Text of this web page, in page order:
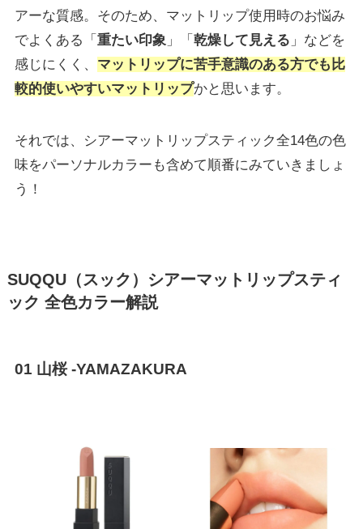
アーな質感。そのため、マットリップ使用時のお悩み
でよくある「 重たい印象」「 乾燥して見える 」などを
感じにくく、 マットリップに苦手意識のある方でも比
較的使いやすいマットリップかと思います。
それでは、シアーマットリップスティック全14色の色
味をパーソナルカラーも含めて順番にみていきましょ
う！
SUQQU（スック）シアーマットリップスティ
ック 全色カラー解説
01 山桜 -YAMAZAKURA